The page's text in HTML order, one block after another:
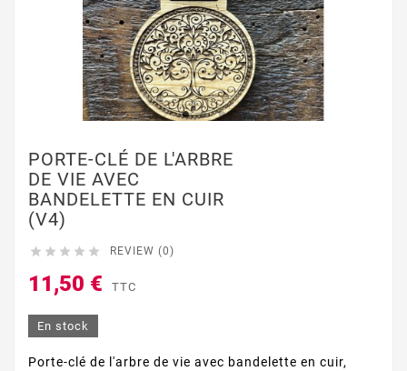
PORTE-CLÉ DE L'ARBRE
DE VIE AVEC
BANDELETTE EN CUIR
(V4)
     REVIEW (0)
11,50 € TTC
En stock
Porte-clé de l'arbre de vie avec bandelette en cuir,